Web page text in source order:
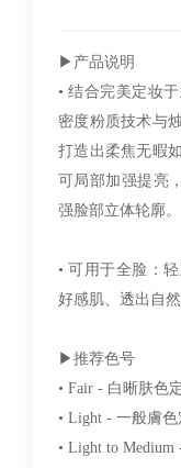
▶︎产品说明
• 结合完美定妆
密度粉质技术与
打造出柔焦无暇
可局部加强提亮
强脸部立体轮廓。
• 可用于全脸：
好感肌、透出自然
▶︎推荐色号
• Fair - 白晰肤色
• Light - 一般膚
• Light to